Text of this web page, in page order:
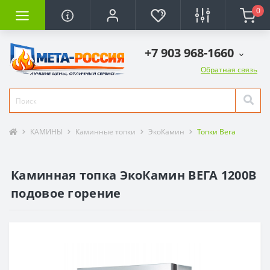
0
+7 903 968-1660
Обратная связь
КАМИНЫ Каминные топки ЭкоКамин Топки Вега
Каминная топка ЭкоКамин ВЕГА 1200B
подовое горение